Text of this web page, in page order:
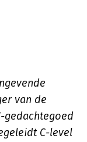
van de
gedachtegoed
C-level